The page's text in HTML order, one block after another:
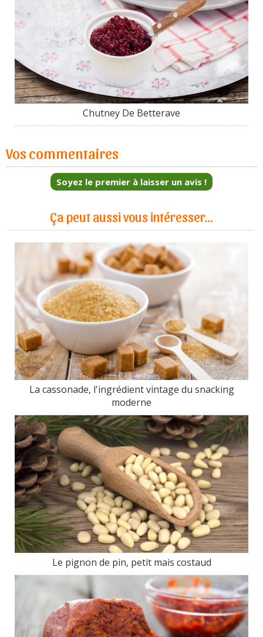
Chutney De Betterave
Vos commentaires
Soyez le premier à laisser un avis !
Ça peut aussi vous intéresser...
La cassonade, l'ingrédient vintage du snacking
moderne
Le pignon de pin, petit mais costaud